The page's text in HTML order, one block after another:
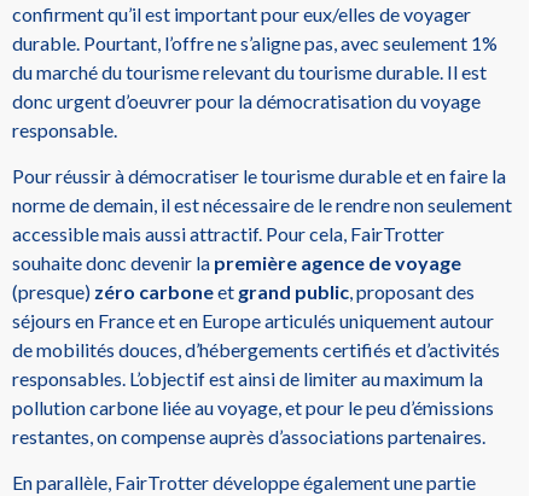
confirment qu’il est important pour eux/elles de voyager
durable. Pourtant, l’offre ne s’aligne pas, avec seulement 1%
du marché du tourisme relevant du tourisme durable. Il est
donc urgent d’oeuvrer pour la démocratisation du voyage
responsable.
Pour réussir à démocratiser le tourisme durable et en faire la
norme de demain, il est nécessaire de le rendre non seulement
accessible mais aussi attractif. Pour cela, FairTrotter
souhaite donc devenir la première agence de voyage
(presque) zéro carboneet grand public, proposant des
séjours en France et en Europe articulés uniquement autour
de mobilités douces, d’hébergements certifiés et d’activités
responsables. L’objectif est ainsi de limiter au maximum la
pollution carbone liée au voyage, et pour le peu d’émissions
restantes, on compense auprès d’associations partenaires.
En parallèle, FairTrotter développe également une partie